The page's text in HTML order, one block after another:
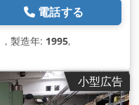
電話する
, 製造年: 1995,
小型広告